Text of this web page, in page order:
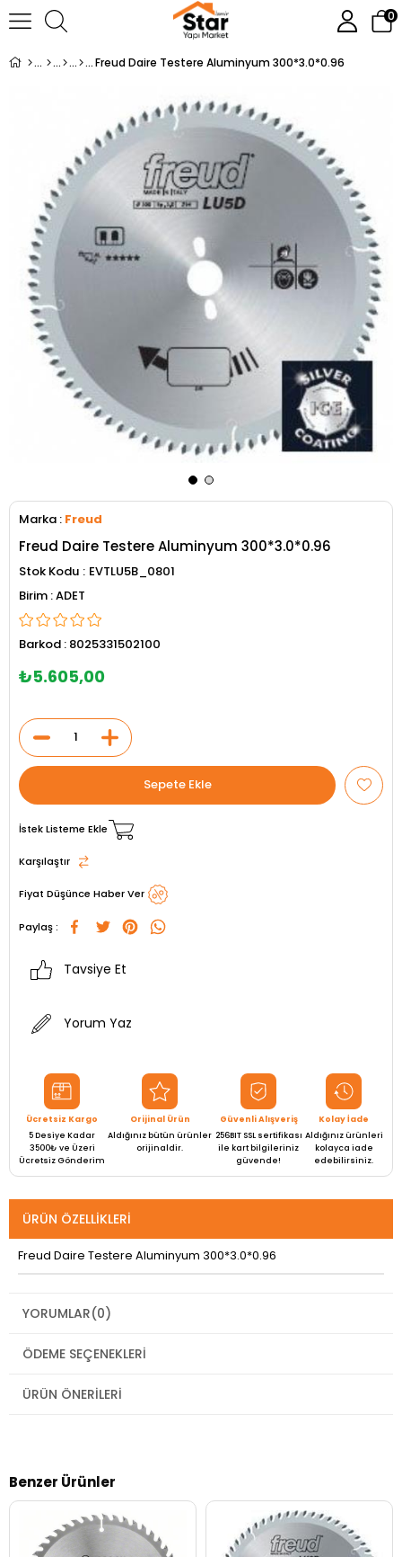
0
Freud Daire Testere Aluminyum 300*3.0*0.96
Marka : Freud
Freud Daire Testere Aluminyum 300*3.0*0.96
Stok Kodu
EVTLU5B_0801
ADET
Barkod : 8025331502100
₺5.605,00
İstek Listeme Ekle
Karşılaştır
Fiyat Düşünce Haber Ver
Paylaş :
Tavsiye Et
Yorum Yaz
Ücretsiz Kargo
5 Desiye Kadar
3500₺ ve Üzeri
Ücretsiz Gönderim
Orijinal Ürün
Aldığınız bütün ürünler
orijinaldir.
Güvenli Alışveriş
256BIT SSL sertifikası
ile kart bilgileriniz
güvende!
Kolay İade
Aldığınız ürünleri
kolayca iade
edebilirsiniz.
ÜRÜN ÖZELLIKLERI
Freud Daire Testere Aluminyum 300*3.0*0.96
YORUMLAR(0)
ÖDEME SEÇENEKLERI
ÜRÜN ÖNERILERI
Benzer Ürünler